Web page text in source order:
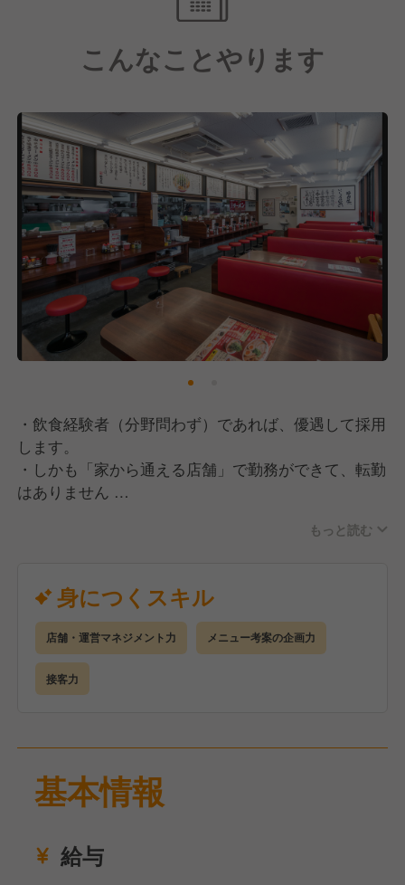
は、ずっと接客にこだわってきた成果だと思っていま
「魁力屋がないと困る」
苦しい時期にも粘り強く新規出店を続けてこれたの
は、こうしたお客さまの声があったからです。そんな
嬉しい声をさらに増やし、社員のみなさんがより活躍
し自己実現できる場所を作るためにも、全国700店舗
は必ず実現させます。100年続く外食企業を目指し
て、これからの魁力屋を一緒に作ってくれる方とお会
いできることを楽しみにしています。
こんなことやります
・飲食経験者（分野問わず）であれば、優遇して採用
します。
・しかも「家から通える店舗」で勤務ができて、転勤
はありません
＜キャリアステップイメージ ※（）内は未経験入社
□S店長
店長業務に加え、大型店・QSC（クオリティ・サー
ビス・クリンリネス）モデル店・複数店舗管理店長な
ど通常の店舗とは異なる任務も担当
▲
■店長（入社1年半～） ※今回の採用はここからスタ
▲
□時間帯責任者（入社1年目途）
帯の業務を担当
もっと読む
身につくスキル
店舗・運営マネジメント力 メニュー考案の企画力
接客力
基本情報
給与